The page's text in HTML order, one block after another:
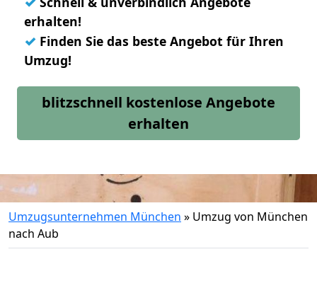
erhalten!
✓ Finden Sie das beste Angebot für Ihren
Umzug!
blitzschnell kostenlose Angebote
erhalten
Umzugsunternehmen München » Umzug von München
nach Aub